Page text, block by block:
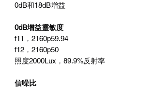
0dB和18dB增益
0dB增益靈敏度
f11，2160p59.94
f12，2160p50
照度2000Lux，89.9%反射率
信噪比